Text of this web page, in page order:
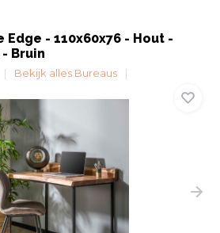
Edge - 110x60x76 - Hout -
Bruin
Bekijk alles Bureaus